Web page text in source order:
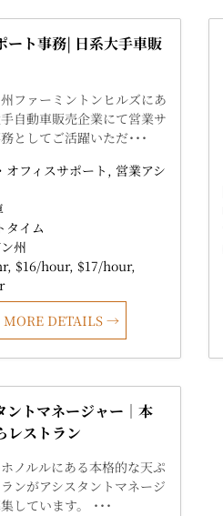
ート事務| 日系大手車販
ファーミントンヒルズにあ
自動車販売企業にて営業サ
としてご活躍いただ･･･
オフィスサポート 営業アシ
タイム
州
$16/hour $17/hour
MORE DETAILS
ントマネージャー｜本
レストラン
ノルルにある本格的な天ぷ
ンがアシスタントマネージ
しています。 ･･･